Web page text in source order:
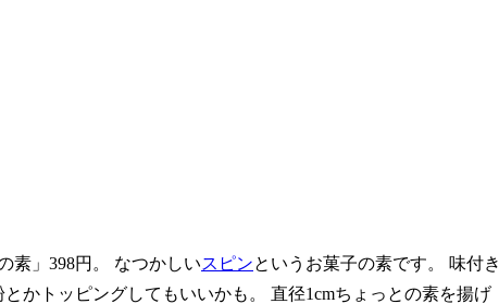
素」398円。 なつかしいスピンというお菓子の素です。 味付き
かトッピングしてもいいかも。 直径1cmちょっとの素を揚げ